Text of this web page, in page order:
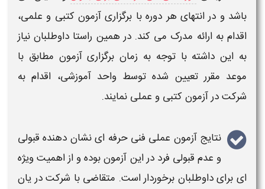
باشد و در انتهای هر دوره با برگزاری آزمون کتبی و علمی،
اقدام به ارائه مدرک می کند. در همین راستا داوطلبان نیاز
به این داشته با توجه به زمان برگزاری آزمون مطابق با
موعد مقرر تعیین شده توسط واحد آموزشی، اقدام به
شرکت در آزمون کتبی و عملی نمایند.
نتایج آزمون عملی فنی حرفه اینشان دهنده قبولی
و عدم قبولی فرد در این آزمونبوده و از اهمیت ویژه
ای برای داوطلبان برخوردار است. متقاضی با شرکت در یان